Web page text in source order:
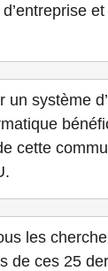
un système
cette
les
de ces 25